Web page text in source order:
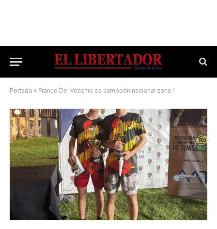
Portada » Franco Del Vecchio es campeón nacional zona 1